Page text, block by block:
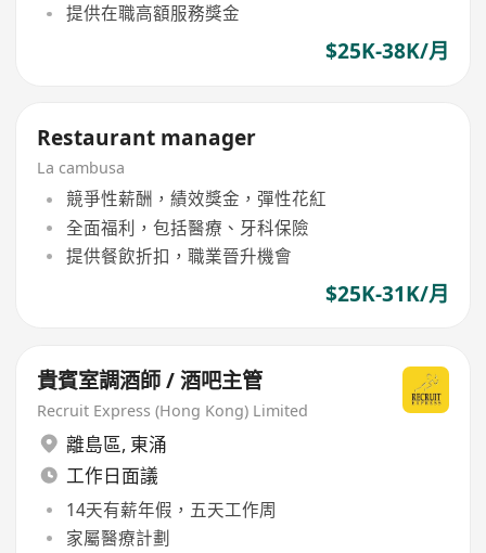
提供在職高額服務獎金
$25K-38K/月
Restaurant manager
La cambusa
競爭性薪酬，績效獎金，彈性花紅
全面福利，包括醫療、牙科保險
提供餐飲折扣，職業晉升機會
$25K-31K/月
貴賓室調酒師 / 酒吧主管
Recruit Express (Hong Kong) Limited
離島區, 東涌
工作日面議
14天有薪年假，五天工作周
家屬醫療計劃